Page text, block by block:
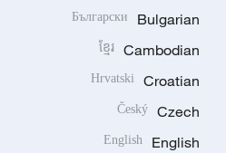
Bulgarian
Български
Cambodian
ខ្មែរ
Croatian
Hrvatski
Czech
Český
English
English